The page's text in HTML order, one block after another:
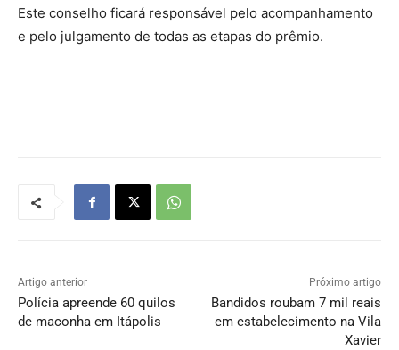
Este conselho ficará responsável pelo acompanhamento
e pelo julgamento de todas as etapas do prêmio.
Artigo anterior
Polícia apreende 60 quilos
de maconha em Itápolis
Próximo artigo
Bandidos roubam 7 mil reais
em estabelecimento na Vila
Xavier